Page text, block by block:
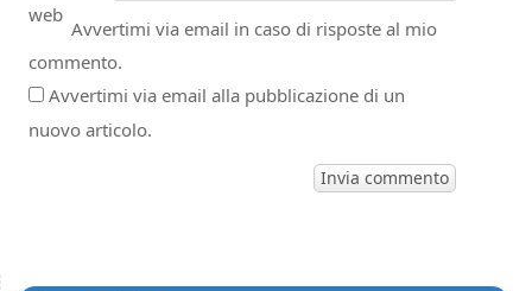
web
Avvertimi via email in caso di risposte al mio
commento.
Avvertimi via email alla pubblicazione di un
nuovo articolo.